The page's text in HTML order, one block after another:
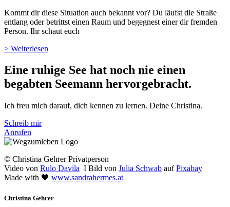
Kommt dir diese Situation auch bekannt vor? Du läufst die Straße
entlang oder betrittst einen Raum und begegnest einer dir fremden
Person. Ihr schaut euch
> Weiterlesen
Eine ruhige See hat noch nie einen
begabten Seemann hervor­gebracht.
Ich freu mich darauf, dich kennen zu lernen. Deine Christina.
Schreib mir
Anrufen
© Christina Gehrer Privatperson
Video von Rulo Davila I Bild von Julia Schwab aufPixabay
Made with 🖤 www.sandrahermes.at
Christina Gehrer